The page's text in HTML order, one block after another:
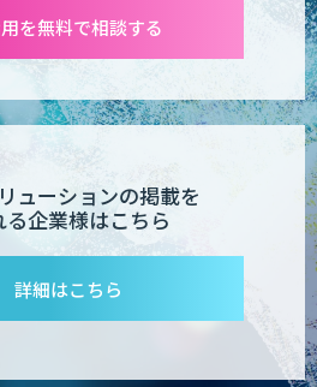
を無料で相談する
ューションの掲載を
企業様はこちら
詳細はこちら